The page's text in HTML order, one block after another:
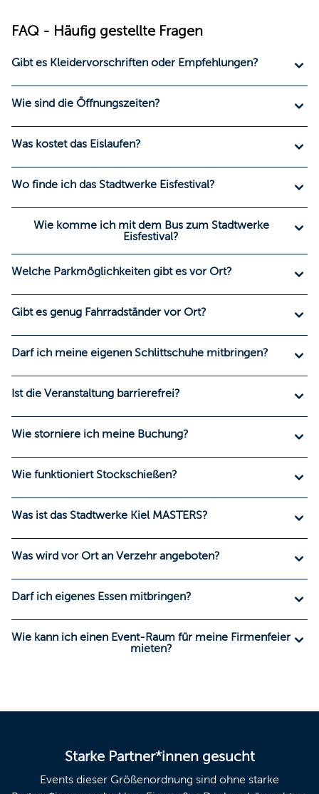
FAQ - Häufig gestellte Fragen
Gibt es Kleidervorschriften oder Empfehlungen?
Wie sind die Öffnungszeiten?
Was kostet das Eislaufen?
Wo finde ich das Stadtwerke Eisfestival?
Wie komme ich mit dem Bus zum Stadtwerke
Eisfestival?
Welche Parkmöglichkeiten gibt es vor Ort?
Gibt es genug Fahrradständer vor Ort?
Darf ich meine eigenen Schlittschuhe mitbringen?
Ist die Veranstaltung barrierefrei?
Wie storniere ich meine Buchung?
Wie funktioniert Stockschießen?
Was ist das Stadtwerke Kiel MASTERS?
Was wird vor Ort an Verzehr angeboten?
Darf ich eigenes Essen mitbringen?
Wie kann ich einen Event-Raum für meine Firmenfeier
mieten?
Starke Partner*innen gesucht
Events dieser Größenordnung sind ohne starke